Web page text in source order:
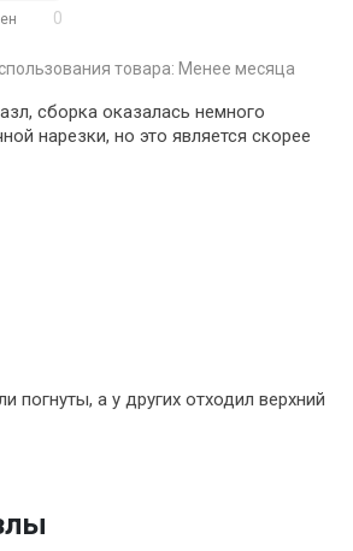
0
товара: Менее месяца
сборка оказалась немного
нарезки, но это является скорее
погнуты, а у других отходил верхний